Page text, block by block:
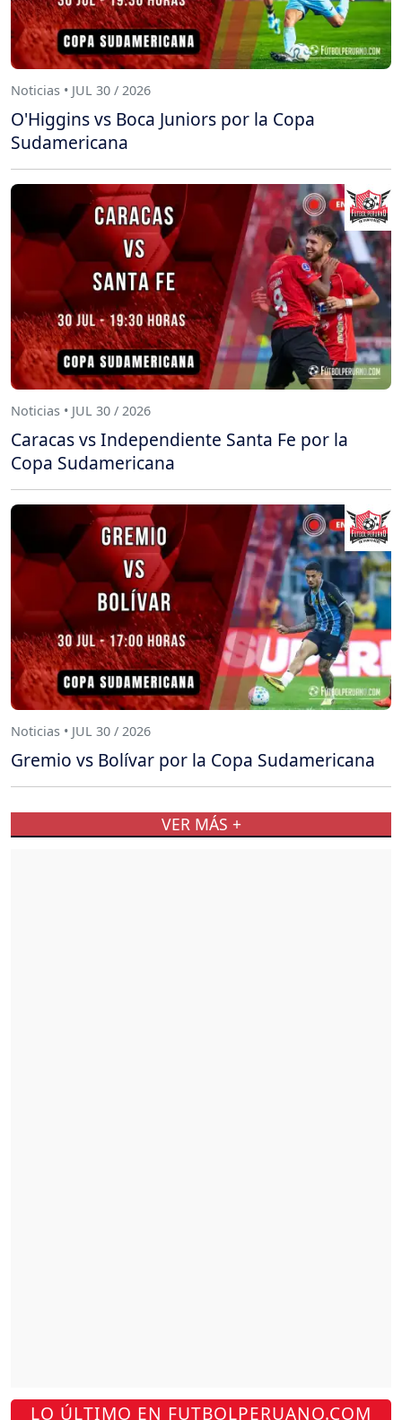
LO ÚLTIMO EN FUTBOLPERUANO.COM
Noticias • JUL 30 / 2026
O'Higgins vs Boca Juniors por la Copa
Sudamericana
Noticias • JUL 30 / 2026
Caracas vs Independiente Santa Fe por la
Copa Sudamericana
Noticias • JUL 30 / 2026
Gremio vs Bolívar por la Copa Sudamericana
VER MÁS +